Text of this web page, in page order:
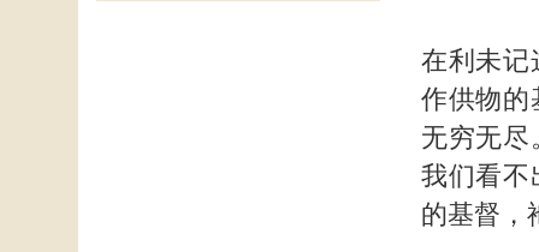
在利未记
作供物的
无穷无尽
我们看不
的基督，